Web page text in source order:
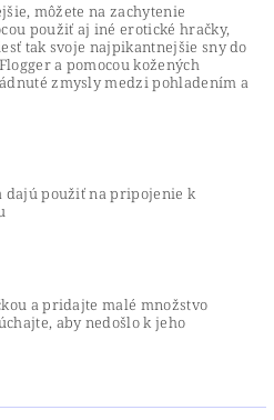
môžete na zachytenie
použiť aj iné erotické hračky,
tak svoje najpikantnejšie sny do
a pomocou kožených
zmysly medzi pohladením a
dajú použiť na pripojenie k
a pridajte malé množstvo
aby nedošlo k jeho